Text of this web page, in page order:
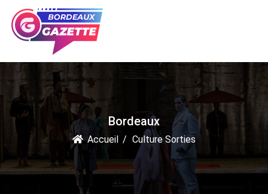
Bordeaux
Accueil Culture Sorties